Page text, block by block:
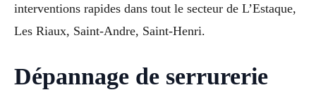
interventions rapides dans tout le secteur de L’Estaque,
Les Riaux, Saint-Andre, Saint-Henri.
Dépannage de serrurerie